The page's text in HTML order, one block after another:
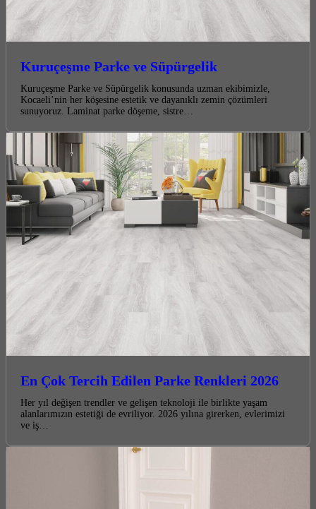
Kuruçeşme Parke ve Süpürgelik
Kuruçeşme Parke ve Süpürgelik konusunda uzman ekibimizle,
Kocaeli’nin her köşesine estetik ve dayanıklı zemin çözümleri
sunuyoruz. Laminat parke döşeme, sistre…
En Çok Tercih Edilen Parke Renkleri 2026
Her yıl değişen trendler ve gelişen teknoloji ile birlikte yaşam
alanlarımızın estetiği de evriliyor. 2026 yılına girerken, evlerimizi
ve iş…